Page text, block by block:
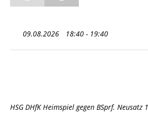
09.08.2026 18:40 - 19:40
HSG DHfK Heimspiel gegen BSprf. Neusatz 1